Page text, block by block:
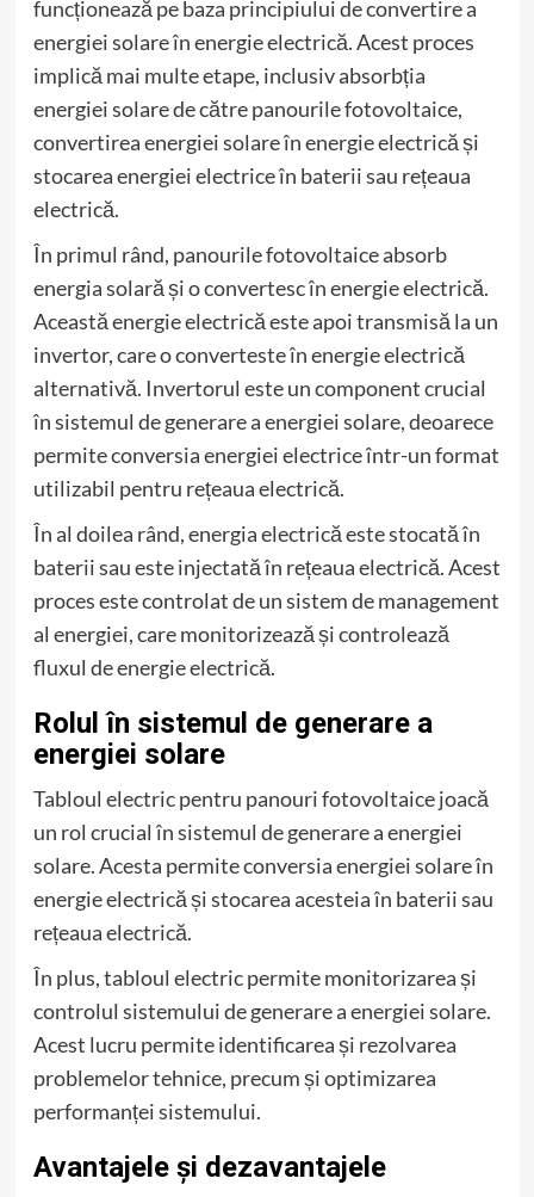
funcționează pe baza principiului de convertire a
energiei solare în energie electrică. Acest proces
implică mai multe etape, inclusiv absorbția
energiei solare de către panourile fotovoltaice,
convertirea energiei solare în energie electrică și
stocarea energiei electrice în baterii sau rețeaua
electrică.
În primul rând, panourile fotovoltaice absorb
energia solară și o convertesc în energie electrică.
Această energie electrică este apoi transmisă la un
invertor, care o converteste în energie electrică
alternativă. Invertorul este un component crucial
în sistemul de generare a energiei solare, deoarece
permite conversia energiei electrice într-un format
utilizabil pentru rețeaua electrică.
În al doilea rând, energia electrică este stocată în
baterii sau este injectată în rețeaua electrică. Acest
proces este controlat de un sistem de management
al energiei, care monitorizează și controlează
fluxul de energie electrică.
Rolul în sistemul de generare a
energiei solare
Tabloul electric pentru panouri fotovoltaice joacă
un rol crucial în sistemul de generare a energiei
solare. Acesta permite conversia energiei solare în
energie electrică și stocarea acesteia în baterii sau
rețeaua electrică.
În plus, tabloul electric permite monitorizarea și
controlul sistemului de generare a energiei solare.
Acest lucru permite identificarea și rezolvarea
problemelor tehnice, precum și optimizarea
performanței sistemului.
Avantajele și dezavantajele